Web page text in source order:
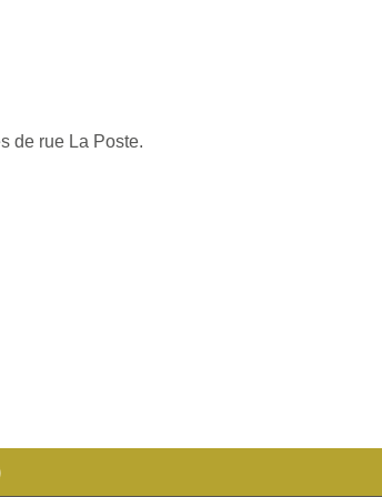
de rue La Poste.